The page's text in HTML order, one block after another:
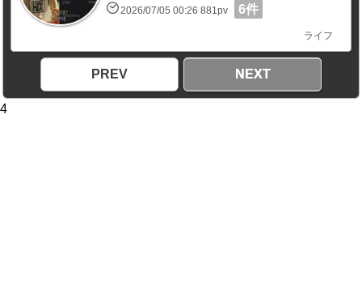
2026/07/05 00:26 881pv 6件
ライフ
PREV NEXT
4